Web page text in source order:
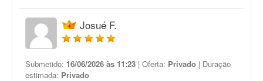
Josué F.
Submetido: 16/06/2026 às 11:23 | Oferta: Privado | Duração
estimada: Privado